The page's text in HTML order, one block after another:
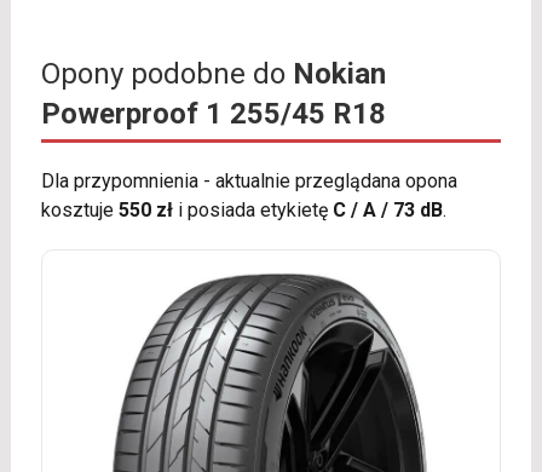
Opony podobne do Nokian
Powerproof 1 255/45 R18
Dla przypomnienia - aktualnie przeglądana opona
kosztuje 550 złi posiada etykietę C / A / 73 dB.